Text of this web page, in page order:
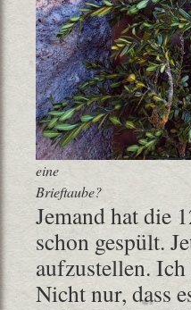
eine
Brieftaube?
Jemand hat die
schon gespült.
aufzustellen. Ich
Nicht nur, dass